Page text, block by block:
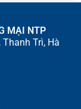
MẠI NTP
Trì, Hà